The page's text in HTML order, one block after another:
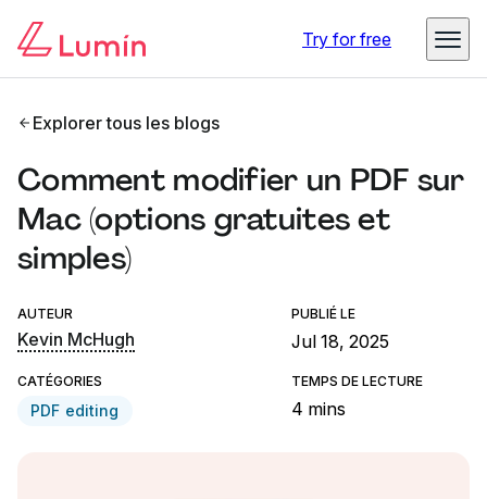
Try for free
Explorer tous les blogs
Comment modifier un PDF sur
Mac (options gratuites et
simples)
AUTEUR
Kevin McHugh
PUBLIÉ LE
Jul 18, 2025
CATÉGORIES
PDF editing
TEMPS DE LECTURE
4 mins